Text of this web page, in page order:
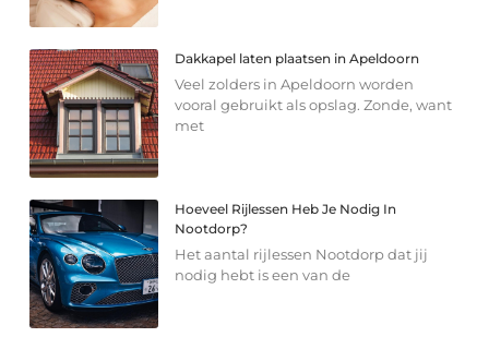
Dakkapel laten plaatsen in Apeldoorn
Veel zolders in Apeldoorn worden
vooral gebruikt als opslag. Zonde, want
met
Hoeveel Rijlessen Heb Je Nodig In
Nootdorp?
Het aantal rijlessen Nootdorp dat jij
nodig hebt is een van de